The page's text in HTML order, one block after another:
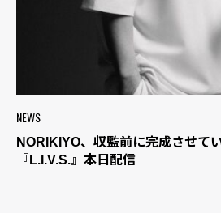
NEWS
NORIKIYO、収監前に完成させて
『L.I.V.S.』本日配信